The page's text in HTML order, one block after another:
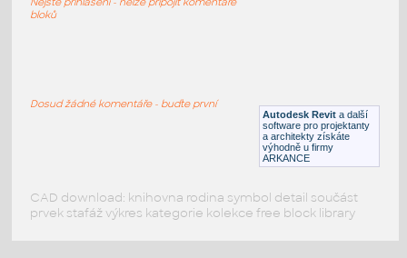
HM_ThrivePortfolio_Y1113_FabricModestyPanel:
HM ThrivePortfolio Y1113 FabricModestyPanel
Autodesk Revit a další
software pro projektanty
a architekty získáte
výhodně u firmy
ARKANCE
bloků
Dosud žádné komentáře - buďte první
CAD download: knihovna rodina symbol detail součást
prvek stafáž výkres kategorie kolekce free block library